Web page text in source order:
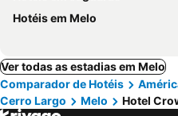
Hotéis em Melo
Ver todas as estadias em Melo
Comparador de Hotéis
Cerro Largo
Melo Hotel